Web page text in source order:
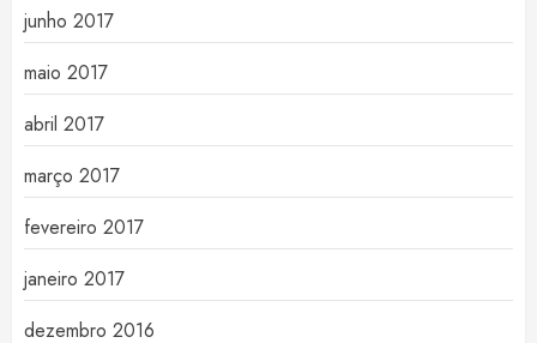
junho 2017
maio 2017
abril 2017
março 2017
fevereiro 2017
janeiro 2017
dezembro 2016